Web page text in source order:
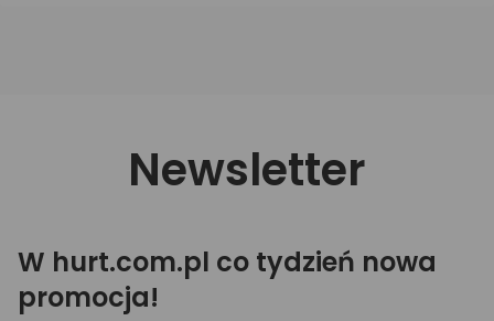
Newsletter
W hurt.com.pl co tydzień nowa
promocja!